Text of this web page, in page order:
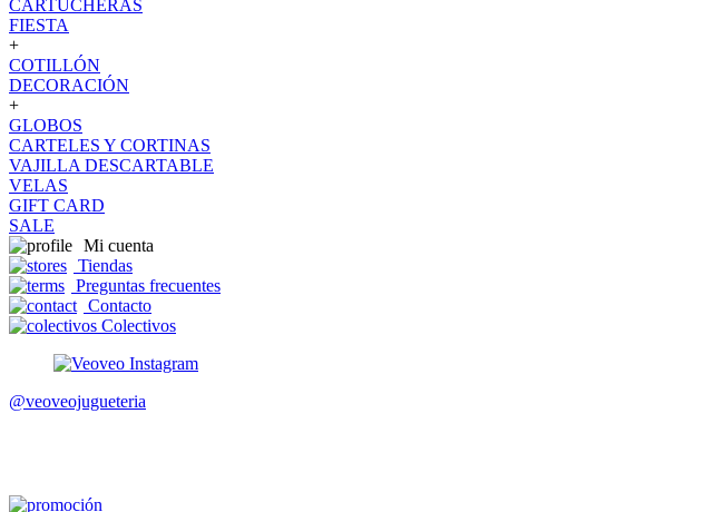
CARTUCHERAS
FIESTA
+
COTILLÓN
DECORACIÓN
+
GLOBOS
CARTELES Y CORTINAS
VAJILLA DESCARTABLE
VELAS
GIFT CARD
SALE
Mi cuenta
Tiendas
Preguntas frecuentes
Contacto
Colectivos
@veoveojugueteria